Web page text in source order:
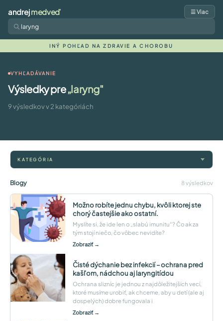
andrejmedveď ☰ Viac
INÝ POHĽAD NA ZDRAVIE A CHOROBU
VYHĽADÁVANIE
Výsledky pre„laryng"
9 výsledkov v 2 kategóriách
KATEGÓRIA
Blogy 8 výsledkov
Možno robíte jednu chybu, kvôli ktorej ste
chorý častejšie ako ostatní.
Myslíte si, že ide len o „slabú imunitu“? Čo ak za
tým stojí niečo, čo vôbec nevidíte?
Zobraziť →
Čisté dýchanie bez infekcií – ochrana pred
kašľom, nádchou aj laryngitídou
Ochrana slizníc je jednou z najdôležitejších vecí,
ktoré musíme urobiť, ak chceme, aby u detí (ale aj
dospelých) dobre fungovala i
Zobraziť →